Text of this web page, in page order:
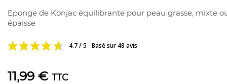
Eponge de Konjac équilibrante pour peau grasse, mixte
épaisse
4.7 / 5 Basé sur 48 avis
11,99 € TTC